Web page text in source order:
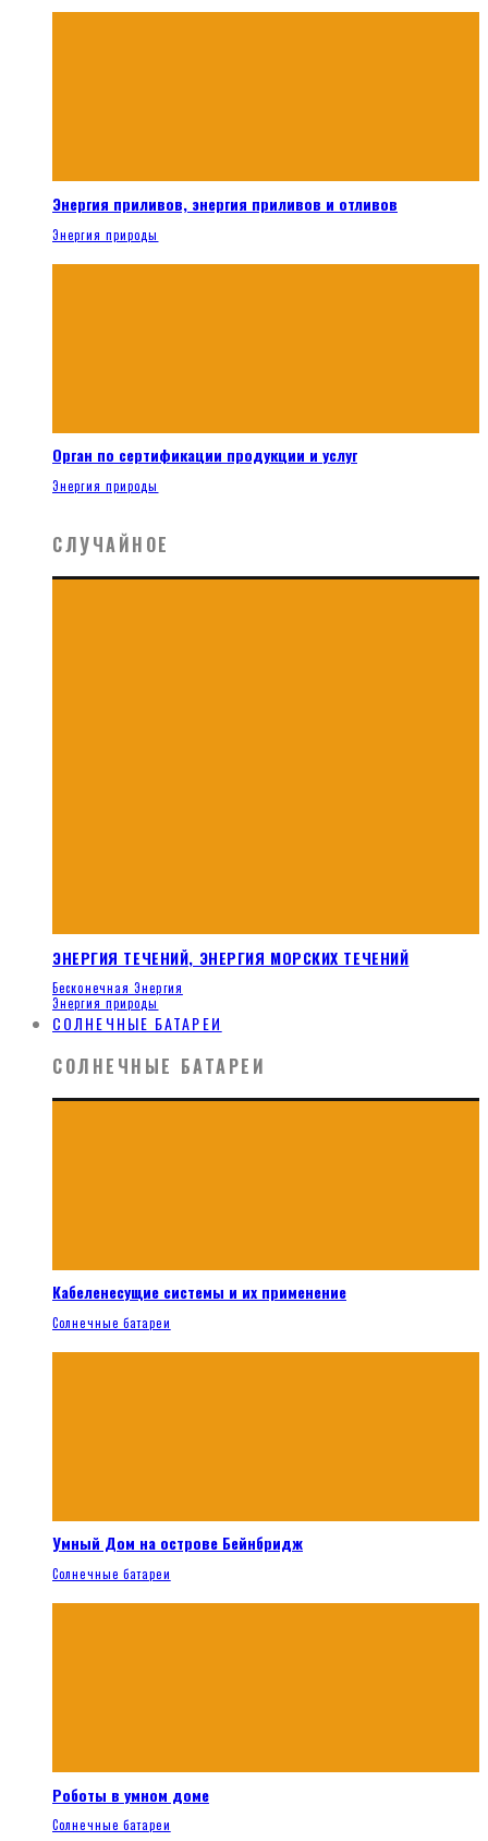
Энергия приливов, энергия приливов и отливов
Энергия природы
Орган по сертификации продукции и услуг
Энергия природы
СЛУЧАЙНОЕ
ЭНЕРГИЯ ТЕЧЕНИЙ, ЭНЕРГИЯ МОРСКИХ ТЕЧЕНИЙ
Бесконечная Энергия
Энергия природы
СОЛНЕЧНЫЕ БАТАРЕИ
СОЛНЕЧНЫЕ БАТАРЕИ
Кабеленесущие системы и их применение
Солнечные батареи
Умный Дом на острове Бейнбридж
Солнечные батареи
Роботы в умном доме
Солнечные батареи